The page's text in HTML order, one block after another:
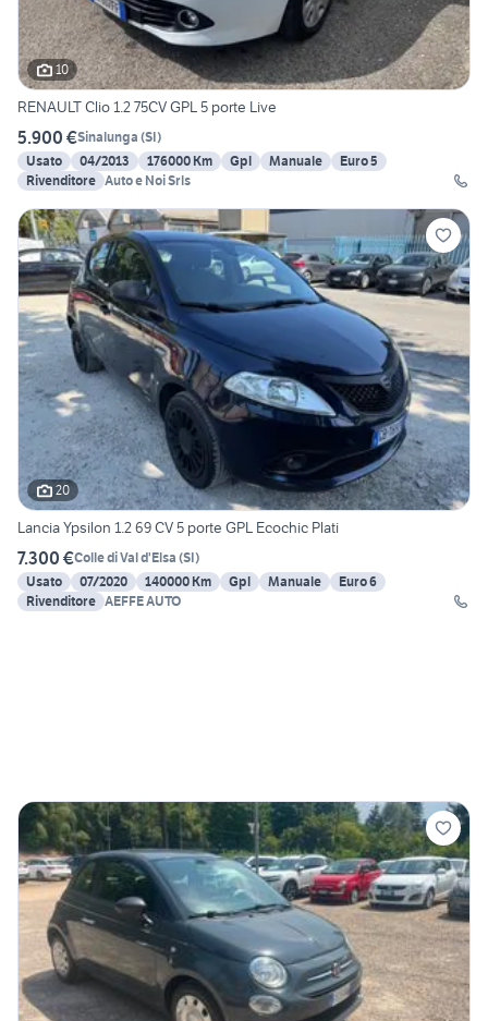
10
RENAULT Clio 1.2 75CV GPL 5 porte Live
5.900 €Sinalunga (SI)
Usato
04/2013 176000 Km Gpl Manuale
Euro 5
Rivenditore Auto e Noi Srls
20
Lancia Ypsilon 1.2 69 CV 5 porte GPL Ecochic Plati
7.300 €Colle di Val d'Elsa (SI)
Usato
07/2020 140000 Km Gpl Manuale
Euro 6
Rivenditore AEFFE AUTO